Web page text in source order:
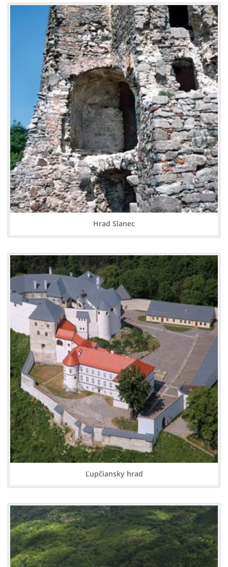
Hrad Slanec
Ľupčiansky hrad